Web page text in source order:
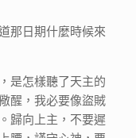
那日期什麼時候來
是怎樣聽了天主的
醒，我必要像盜賊
歸向上主，不要遲